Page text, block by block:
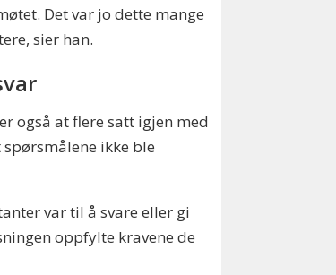
Det var jo dette mange
sier han.
også at flere satt igjen med
spørsmålene ikke ble
var til å svare eller gi
oppfylte kravene de